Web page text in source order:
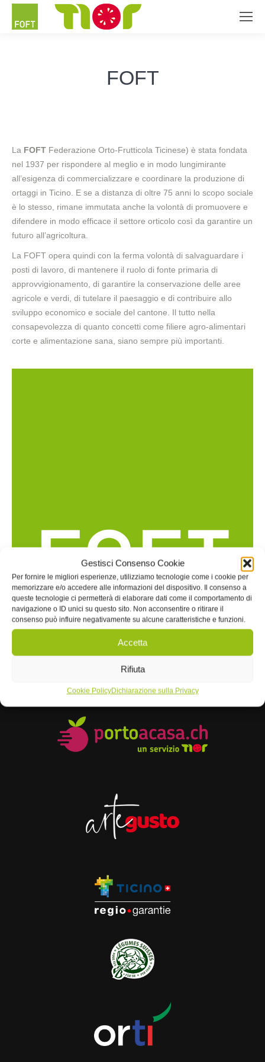
Gestisci Consenso Cookie
Per fornire le migliori esperienze, utilizziamo tecnologie come i cookie per
memorizzare e/o accedere alle informazioni del dispositivo. Il consenso a
queste tecnologie ci permetterà di elaborare dati come il comportamento di
navigazione o ID unici su questo sito. Non acconsentire o ritirare il
consenso può influire negativamente su alcune caratteristiche e funzioni.
Accetta
Rifiuta
Cookie PolicyDichiarazione sulla Privacy
FOFT
La FOFT Federazione Orto-Frutticola Ticinese) è stata fondata
nel 1937 per rispondere al meglio e in modo lungimirante
all’esigenza di commercializzare e coordinare la produzione di
ortaggi in Ticino. E se a distanza di oltre 75 anni lo scopo sociale
è lo stesso, rimane immutata anche la volontà di promuovere e
difendere in modo efficace il settore orticolo così da garantire un
futuro all’agricoltura.
La FOFT opera quindi con la ferma volontà di salvaguardare i
posti di lavoro, di mantenere il ruolo di fonte primaria di
approvvigionamento, di garantire la conservazione delle aree
agricole e verdi, di tutelare il paesaggio e di contribuire allo
sviluppo economico e sociale del cantone. Il tutto nella
consapevolezza di quanto concetti come filiere agro-alimentari
corte e alimentazione sana, siano sempre più importanti.